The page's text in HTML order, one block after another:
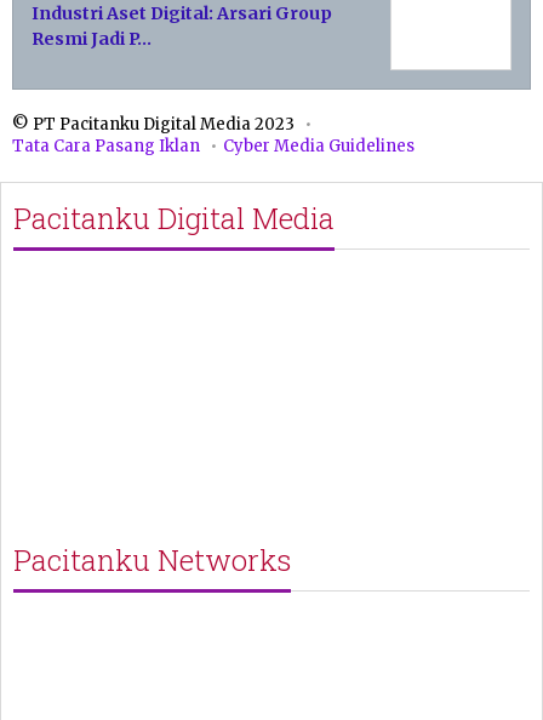
Industri Aset Digital: Arsari Group
Resmi Jadi P…
© PT Pacitanku Digital Media 2023
Tata Cara Pasang Iklan
Cyber Media Guidelines
Pacitanku Digital Media
Pacitanku Networks